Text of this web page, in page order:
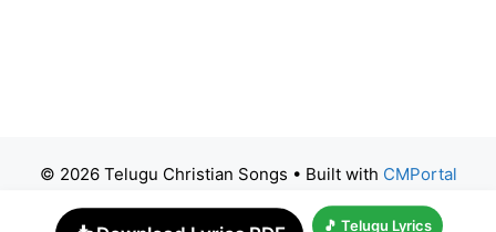
© 2026 Telugu Christian Songs • Built with CMPortal
🎵 Telugu Lyrics